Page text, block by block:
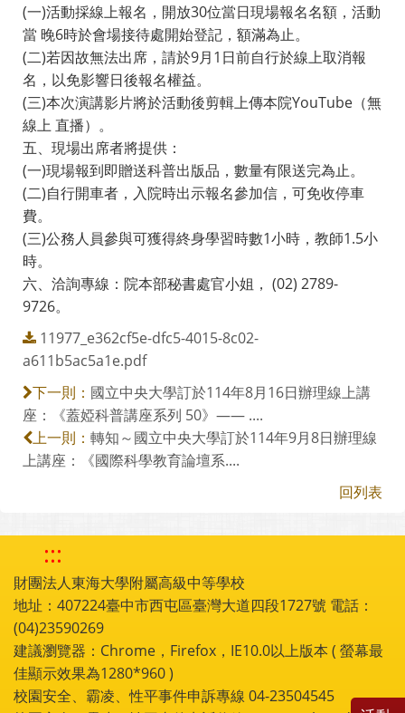
(一)活動採線上報名，開放30位當日現場報名名額，活動
當 晚6時於會場接待處開始登記，額滿為止。
(二)若因故無法出席，請於9月1日前自行於線上取消報
名，以免影響日後報名權益。
(三)本次演講影片將於活動後剪輯上傳本院YouTube（無
線上 直播）。
五、現場出席者將提供：
(一)現場報到即贈送科普出版品，數量有限送完為止。
(二)自行開車者，入院時出示報名參加信，可免收停車
費。
(三)公務人員參與可獲得終身學習時數1小時，教師1.5小
時。
六、洽詢專線：院本部秘書處官小姐， (02) 2789-
9726。
11977_e362cf5e-dfc5-4015-8c02-
a611b5ac5a1e.pdf
下一則： 國立中央大學訂於114年8月16日辦理線上講
座：《蓋婭科普講座系列 50》—— ....
上一則： 轉知～國立中央大學訂於114年9月8日辦理線
上講座：《國際科學教育論壇系....
回列表
:::
財團法人東海大學附屬高級中等學校
地址：407224臺中市西屯區臺灣大道四段1727號 電話：
(04)23590269
建議瀏覽器：Chrome，Firefox，IE10.0以上版本 ( 螢幕最
佳顯示效果為1280*960 )
校園安全、霸凌、性平事件申訴專線 04-23504545